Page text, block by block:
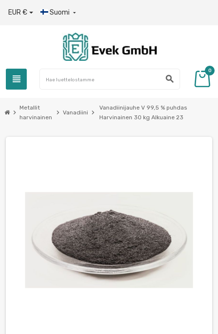
EUR € Suomi 
view_headline search
0
chevron_right
Metallit
harvinainen
chevron_right Vanadiini chevron_right
Vanadiinijauhe V 99,5 % puhdas
Harvinainen 30 kg Alkuaine 23